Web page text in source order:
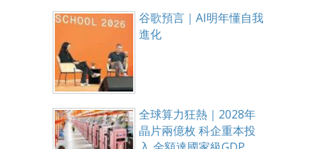
谷歌預言｜AI明年懂自我
進化
全球算力狂熱｜2028年
晶片兩億枚 科企重本投